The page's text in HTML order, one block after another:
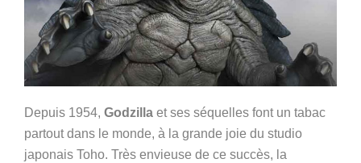
Depuis 1954, Godzilla et ses séquelles font un tabac
partout dans le monde, à la grande joie du studio
japonais Toho. Très envieuse de ce succès, la